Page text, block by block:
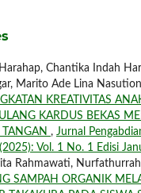
Chantika Indah
Marito Ade Lina
KREATIVITAS
KARDUS BEKAS
, Jurnal
Vol. 1 No. 1 Edisi
Rahmawati,
SAMPAH ORGANIK